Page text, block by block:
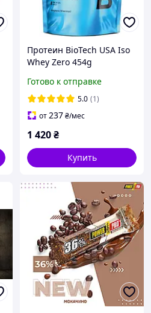
Протеин BioTech USA Iso
Whey Zero 454g
Готово к отправке
5.0 (1)
от237₴/мес
1 420₴
Купить